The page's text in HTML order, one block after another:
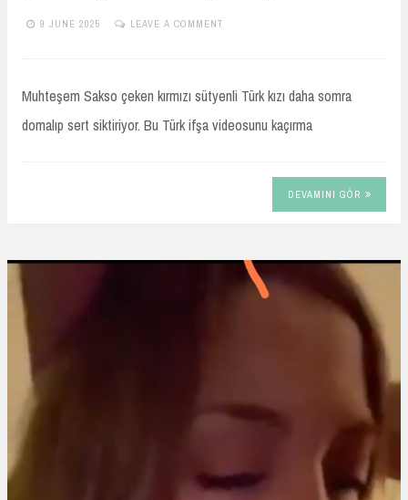
9 JUNE 2025
LEAVE A COMMENT
Muhteşem Sakso çeken kırmızı sütyenli Türk kızı daha somra
domalıp sert siktiriyor. Bu Türk ifşa videosunu kaçırma
DEVAMINI GÖR